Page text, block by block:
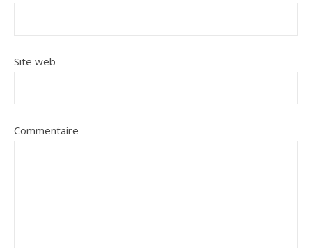
Site web
Commentaire